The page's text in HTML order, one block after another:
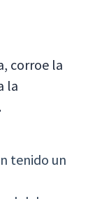
corroe la
la
tenido un